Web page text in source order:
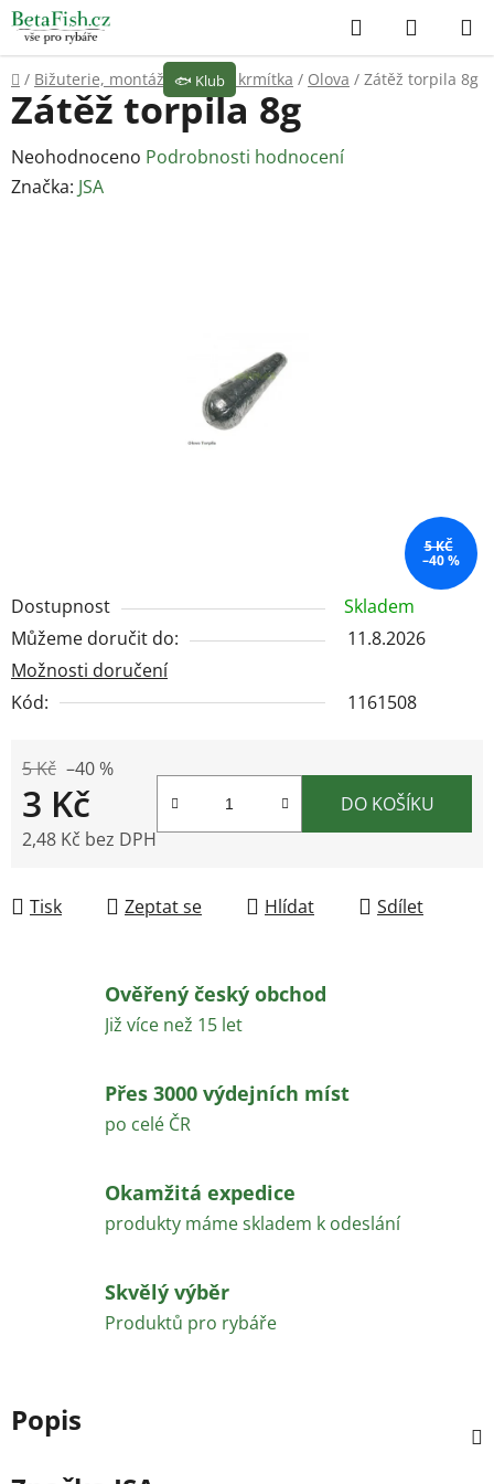
Přejít
na
obsah
Hledat
KOŠÍK
Domů
/ Bižuterie, montáže / Olova, krmítka / Olova / Zátěž torpila 8g
Dostupnost
Skladem
Můžeme doručit do:
11.8.2026
Možnosti doručení
Kód:
1161508
5 Kč –40 %
3 Kč
2,48 Kč bez DPH
DO KOŠÍKU
Tisk Zeptat se Hlídat Sdílet
Zátěž torpila 8g
Průměrné
hodnocení
Neohodnoceno Podrobnosti hodnocení
Značka: JSA
5 KČ
–40 %
Ověřený český obchod
Již více než 15 let
Přes 3000 výdejních míst
po celé ČR
Okamžitá expedice
produkty máme skladem k odeslání
Skvělý výběr
Produktů pro rybáře
Popis
🐟 Klub